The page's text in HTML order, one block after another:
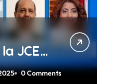
JCE
2028
0 Comments